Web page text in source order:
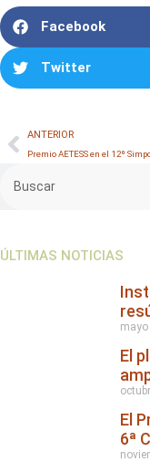
Facebook
Twitter
ANTERIOR
ÚLTIMAS NOTICIAS
El
El
6ª